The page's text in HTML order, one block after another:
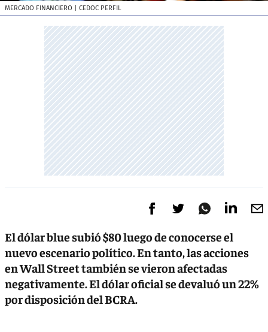
MERCADO FINANCIERO | CEDOC PERFIL
El dólar blue subió $80 luego de conocerse el
nuevo escenario político. En tanto, las acciones
en Wall Street también se vieron afectadas
negativamente. El dólar oficial se devaluó un 22%
por disposición del BCRA.